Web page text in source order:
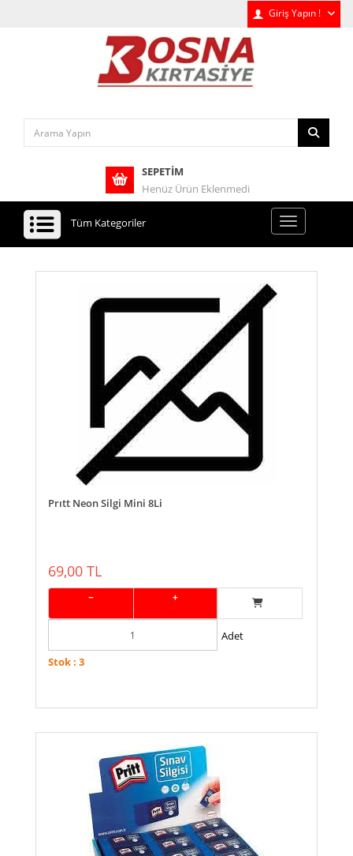
Giriş Yapın !
SEPETIM
Henüz Ürün Eklenmedi
Tüm Kategoriler
Prıtt Neon Silgi Mini 8Li
69,00 TL
− +
Adet
Stok : 3